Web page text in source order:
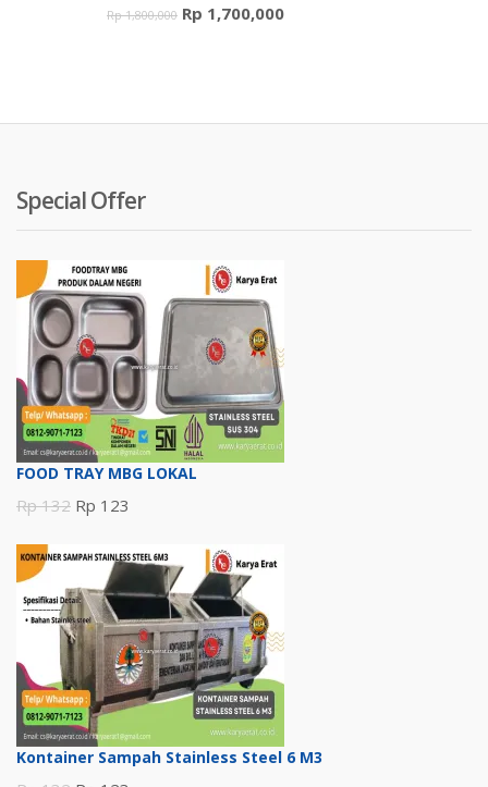
Rp1,800,000 Harga
Rp 1,700,000Harga
Special Offer
FOOD TRAY MBG LOKAL
Rp132 Harga
adalah:
Rp 132.
Rp 123
ini
adalah:
Rp 123.
Kontainer Sampah Stainless Steel 6 M3